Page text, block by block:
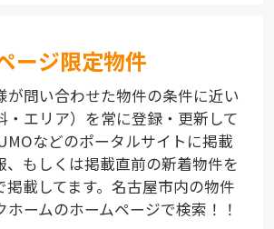
ージ限定物件
が問い合わせた物件の条件に近い
・エリア）を常に登録・更新して
などのポータルサイトに掲載
、もしくは掲載直前の新着物件を
掲載してます。名古屋市内の物件
ホームのホームページで検索！！